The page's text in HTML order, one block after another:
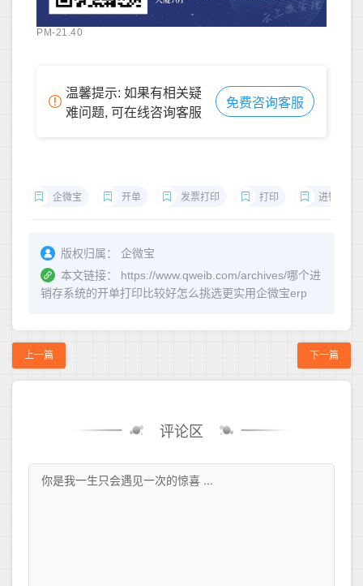
PM-21.40
温馨提示: 如果有相关疑
难问题, 可在线咨询客服
免费咨询客服
企微宝 开单 发票打印 打印 进销存开
版权归属：
企微宝
本文链接：
https://www.qweib.com/archives/哪个进
销存系统的开单打印比较好怎么挑选更实用企微宝erp
上一篇 下一篇
评论区